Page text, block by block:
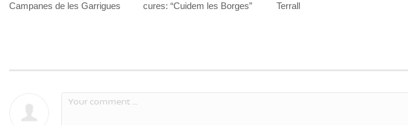
Campanes de les Garrigues
cures: “Cuidem les Borges”
Terrall